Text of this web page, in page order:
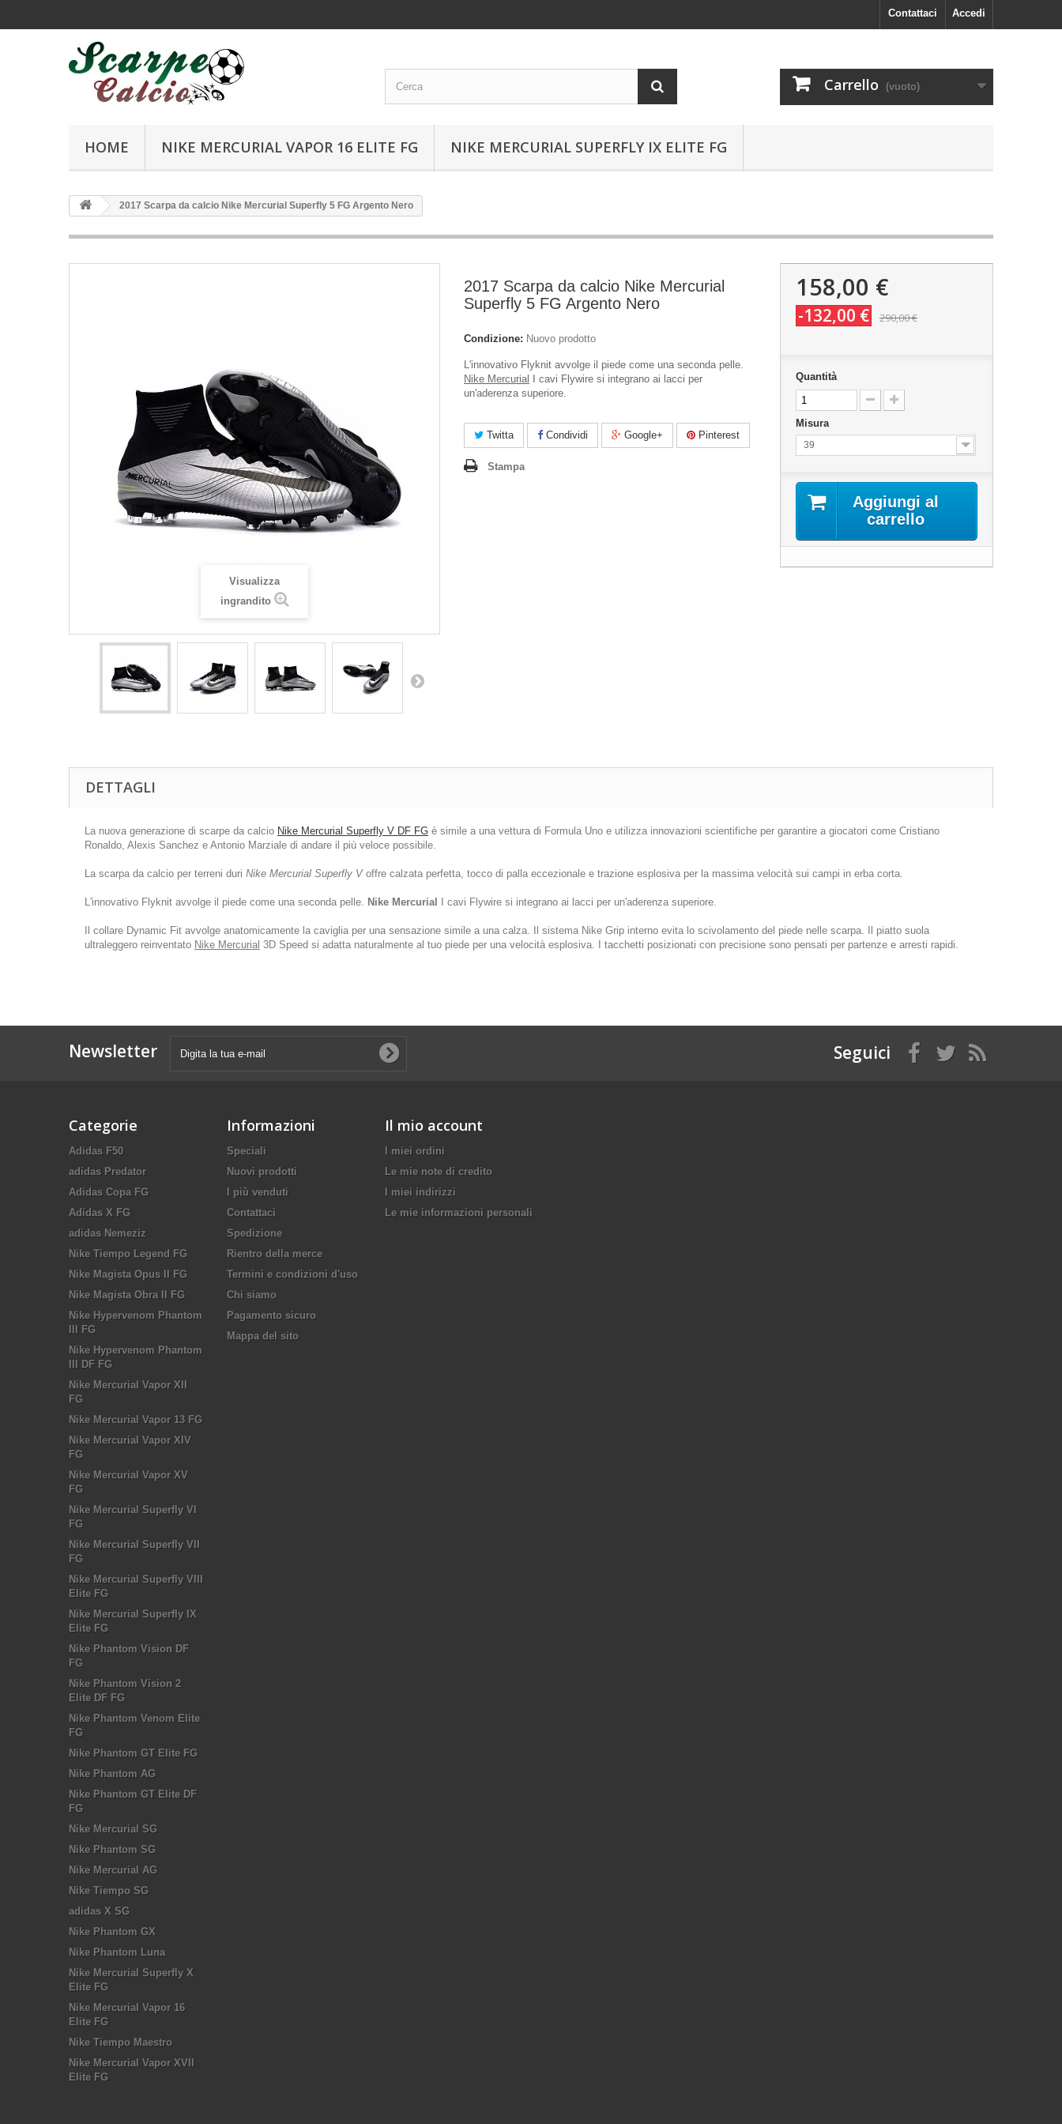
Accedi
Contattaci
Carrello (vuoto)
HOME NIKE MERCURIAL VAPOR 16 ELITE FG NIKE MERCURIAL SUPERFLY IX ELITE FG
2017 Scarpa da calcio Nike Mercurial Superfly 5 FG Argento Nero
Visualizza
ingrandito
2017 Scarpa da calcio Nike Mercurial
Superfly 5 FG Argento Nero
Condizione: Nuovo prodotto
L'innovativo Flyknit avvolge il piede come una seconda pelle.
Nike Mercurial
I cavi Flywire si integrano ai lacci per
un'aderenza superiore.
Twitta Condividi Google+ Pinterest
Stampa
158,00 €
-132,00 € 290,00 €
Quantità
Misura
39
Aggiungi al
carrello
DETTAGLI
La nuova generazione di scarpe da calcio Nike Mercurial Superfly V DF FG è simile a una vettura di Formula Uno e utilizza innovazioni scientifiche per garantire a giocatori come Cristiano
Ronaldo, Alexis Sanchez e Antonio Marziale di andare il più veloce possibile.
La scarpa da calcio per terreni duri Nike Mercurial Superfly Voffre calzata perfetta, tocco di palla eccezionale e trazione esplosiva per la massima velocità sui campi in erba corta.
L'innovativo Flyknit avvolge il piede come una seconda pelle. Nike Mercurial I cavi Flywire si integrano ai lacci per un'aderenza superiore.
Il collare Dynamic Fit avvolge anatomicamente la caviglia per una sensazione simile a una calza. Il sistema Nike Grip interno evita lo scivolamento del piede nelle scarpa. Il piatto suola
ultraleggero reinventato Nike Mercurial 3D Speed si adatta naturalmente al tuo piede per una velocità esplosiva. I tacchetti posizionati con precisione sono pensati per partenze e arresti rapidi.
Newsletter Seguici
Categorie
Adidas F50
adidas Predator
Adidas Copa FG
Adidas X FG
adidas Nemeziz
Nike Tiempo Legend FG
Nike Magista Opus II FG
Nike Magista Obra II FG
Nike Hypervenom Phantom
III FG
Nike Hypervenom Phantom
III DF FG
Nike Mercurial Vapor XII
FG
Nike Mercurial Vapor 13 FG
Nike Mercurial Vapor XIV
FG
Nike Mercurial Vapor XV
FG
Nike Mercurial Superfly VI
FG
Nike Mercurial Superfly VII
FG
Nike Mercurial Superfly VIII
Elite FG
Nike Mercurial Superfly IX
Elite FG
Nike Phantom Vision DF
FG
Nike Phantom Vision 2
Elite DF FG
Nike Phantom Venom Elite
FG
Nike Phantom GT Elite FG
Nike Phantom AG
Nike Phantom GT Elite DF
FG
Nike Mercurial SG
Nike Phantom SG
Nike Mercurial AG
Nike Tiempo SG
adidas X SG
Nike Phantom GX
Nike Phantom Luna
Nike Mercurial Superfly X
Elite FG
Nike Mercurial Vapor 16
Elite FG
Nike Tiempo Maestro
Nike Mercurial Vapor XVII
Elite FG
Informazioni
Speciali
Nuovi prodotti
I più venduti
Contattaci
Spedizione
Rientro della merce
Termini e condizioni d'uso
Chi siamo
Pagamento sicuro
Mappa del sito
Il mio account
I miei ordini
Le mie note di credito
I miei indirizzi
Le mie informazioni personali